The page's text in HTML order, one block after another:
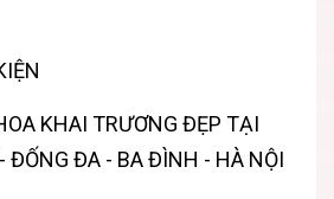
KHAI TRƯƠNG ĐẸP TẠI
ĐỐNG ĐA - BA ĐÌNH - HÀ NỘI